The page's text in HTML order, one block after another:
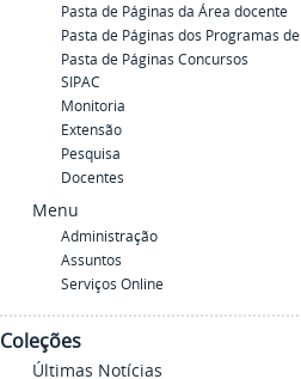
Pasta de Páginas da Área docente
Pasta de Páginas dos Programas
Pasta de Páginas Concursos
SIPAC
Monitoria
Extensão
Pesquisa
Docentes
Menu
Administração
Assuntos
Serviços Online
Coleções
Últimas Notícias